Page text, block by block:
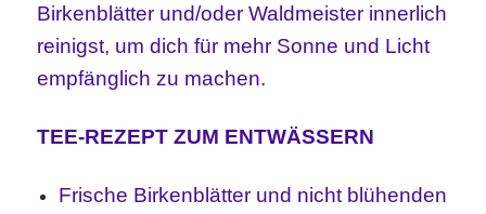
Birkenblätter und/oder Waldmeister innerlich
reinigst, um dich für mehr Sonne und Licht
empfänglich zu machen.
TEE-REZEPT ZUM ENTWÄSSERN
Frische Birkenblätter und nicht blühenden